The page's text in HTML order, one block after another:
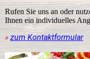
Rufen Sie uns an oder
Ihnen ein individuelles
» zum Kontaktformular